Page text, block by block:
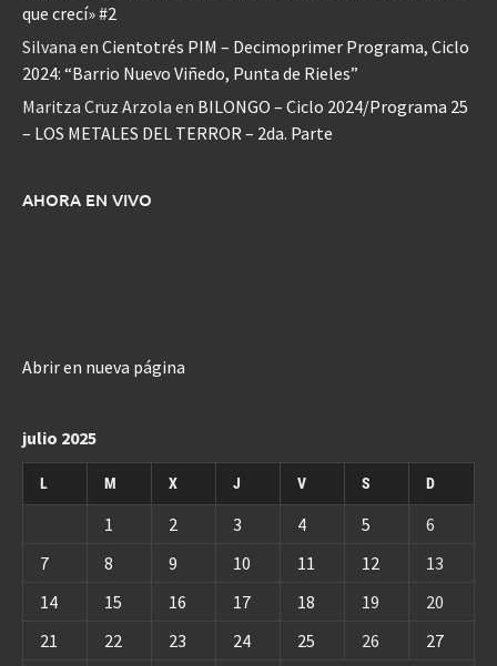
que crecí» #2
Silvana en Cientotrés PIM – Decimoprimer Programa, Ciclo
2024: “Barrio Nuevo Viñedo, Punta de Rieles”
Maritza Cruz Arzola en BILONGO – Ciclo 2024/Programa 25
– LOS METALES DEL TERROR – 2da. Parte
AHORA EN VIVO
Abrir en nueva página
julio 2025
L M X J V S D
1 2 3 4 5
6
7
8 9 10 11 12
13
14
15 16 17 18 19
20
21
22 23 24 25 26 27